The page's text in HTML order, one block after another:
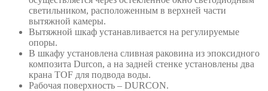
светильником, расположенным в верхней части
вытяжной камеры.
Вытяжной шкаф устанавливается на регулируемые
опоры.
В шкафу установлена сливная раковина из эпоксидного
композита Durcon, а на задней стенке установлены два
крана TOF для подвода воды.
Рабочая поверхность – DURCON.